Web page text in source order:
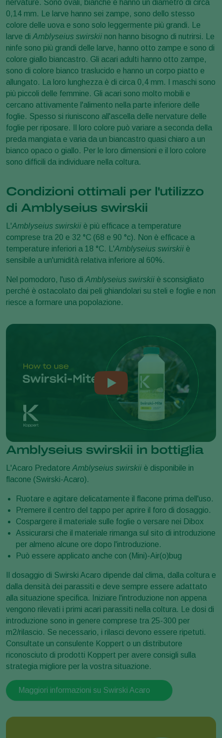
nervature. Sono ovali, bianche e hanno un diametro di circa
0,14 mm. Le larve hanno sei zampe, sono dello stesso
colore delle uova e sono solo leggermente più grandi. Le
larve di Amblyseius swirskii non hanno bisogno di nutrirsi. Le
ninfe sono più grandi delle larve, hanno otto zampe e sono di
colore giallo biancastro. Gli acari adulti hanno otto zampe,
sono di colore bianco traslucido e hanno un corpo piatto e
allungato. La loro lunghezza è di circa 0,4 mm. I maschi sono
più piccoli delle femmine. Gli acari sono molto mobili e
cercano attivamente l'alimento nella parte inferiore delle
foglie. Spesso si riuniscono all'ascella delle nervature delle
foglie per riposare. Il loro colore può variare a seconda della
preda mangiata e varia da un biancastro quasi chiaro a un
bianco opaco o giallo. Per le loro dimensioni e il loro colore
sono difficili da individuare nella coltura.
Condizioni ottimali per l'utilizzo
di Amblyseius swirskii
L'Amblyseius swirskii è più efficace a temperature
comprese tra 20 e 32 °C (68 e 90 °c). Non è efficace a
temperature inferiori a 18 °C. L'Amblyseius swirskii è
sensibile a un'umidità relativa inferiore al 60%.
Nel pomodoro, l'uso di Amblyseius swirskii è sconsigliato
perché è ostacolato dai peli ghiandolari su steli e foglie e non
riesce a formare una popolazione.
Amblyseius swirskii in bottiglia
L'Acaro Predatore Amblyseius swirskii è disponibile in
flacone (Swirski-Acaro).
Ruotare e agitare delicatamente il flacone prima dell'uso.
Premere il centro del tappo per aprire il foro di dosaggio.
Cospargere il materiale sulle foglie o versare nei Dibox
Assicurarsi che il materiale rimanga sul sito di introduzione
per almeno alcune ore dopo l'introduzione.
Può essere applicato anche con (Mini)-Air(o)bug
Il dosaggio di Swirski Acaro dipende dal clima, dalla coltura e
dalla densità dei parassiti e deve sempre essere adattato
alla situazione specifica. Iniziare l'introduzione non appena
vengono rilevati i primi acari parassiti nella coltura. Le dosi di
introduzione sono in genere comprese tra 25-300 per
m2/rilascio. Se necessario, i rilasci devono essere ripetuti.
Consultate un consulente Koppert o un distributore
riconosciuto di prodotti Koppert per avere consigli sulla
strategia migliore per la vostra situazione.
Maggiori informazioni su Swirski Acaro